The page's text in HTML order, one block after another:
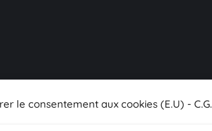
le consentement aux cookies (E.U) -